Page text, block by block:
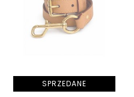
SPRZEDANE